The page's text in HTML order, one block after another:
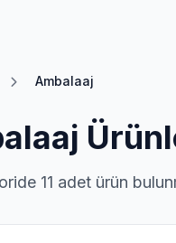
Ambalaaj
11 adet ürün